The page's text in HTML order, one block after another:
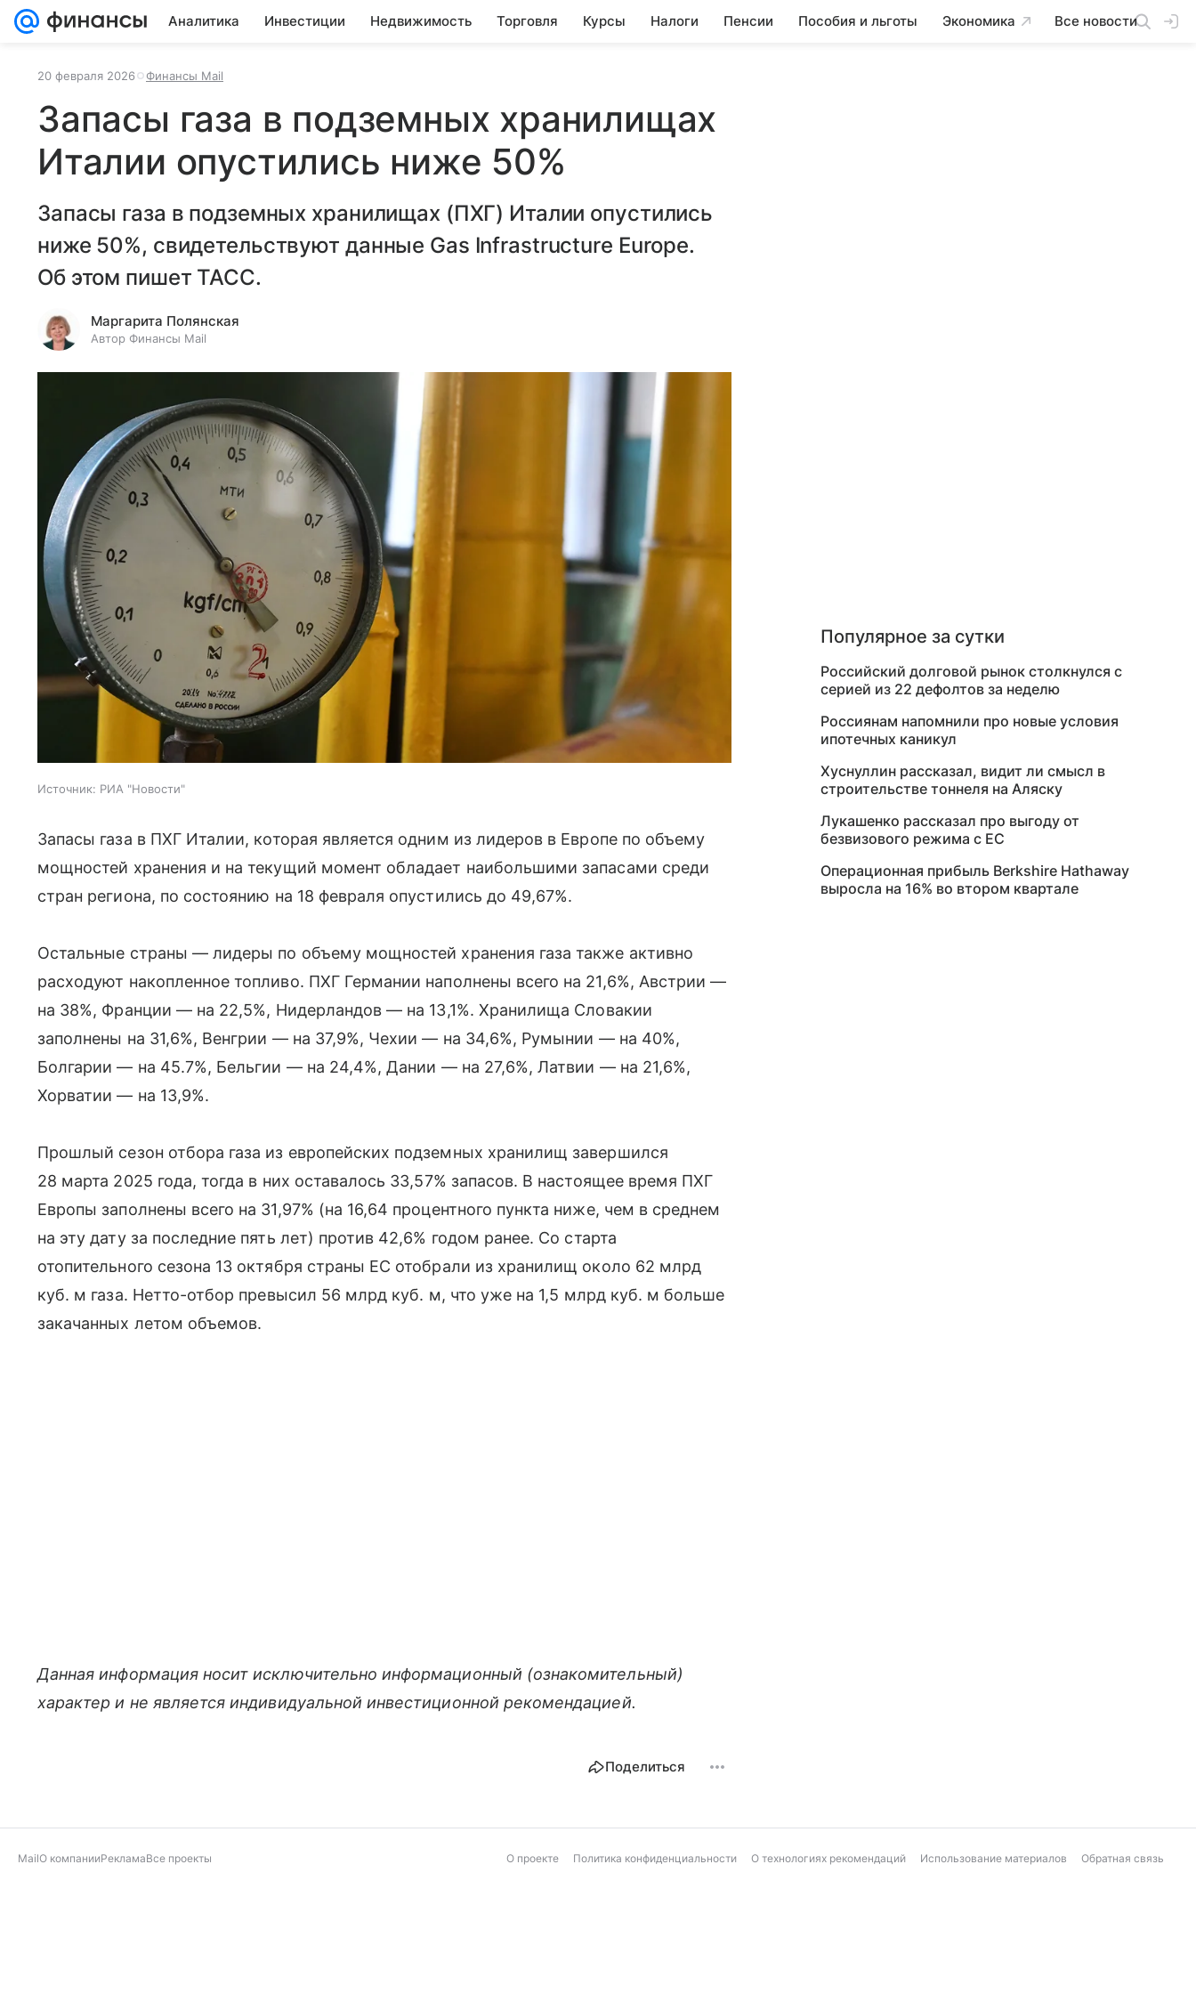
Аналитика Инвестиции Недвижимость Торговля Курсы Налоги Пенсии Пособия и льготы Экономика Все новости
20 февраля 2026 Финансы Mail
Запасы газа в подземных хранилищах
Италии опустились ниже 50%
Запасы газа в подземных хранилищах (ПХГ) Италии опустились
ниже 50%, свидетельствуют данные Gas Infrastructure Europe.
Об этом пишет ТАСС.
Маргарита Полянская
Автор Финансы Mail
Источник: РИА "Новости"
Запасы газа в ПХГ Италии, которая является одним из лидеров в Европе по объему
мощностей хранения и на текущий момент обладает наибольшими запасами среди
стран региона, по состоянию на 18 февраля опустились до 49,67%.
Остальные страны — лидеры по объему мощностей хранения газа также активно
расходуют накопленное топливо. ПХГ Германии наполнены всего на 21,6%, Австрии —
на 38%, Франции — на 22,5%, Нидерландов — на 13,1%. Хранилища Словакии
заполнены на 31,6%, Венгрии — на 37,9%, Чехии — на 34,6%, Румынии — на 40%,
Болгарии — на 45.7%, Бельгии — на 24,4%, Дании — на 27,6%, Латвии — на 21,6%,
Хорватии — на 13,9%.
Прошлый сезон отбора газа из европейских подземных хранилищ завершился
28 марта 2025 года, тогда в них оставалось 33,57% запасов. В настоящее время ПХГ
Европы заполнены всего на 31,97% (на 16,64 процентного пункта ниже, чем в среднем
на эту дату за последние пять лет) против 42,6% годом ранее. Со старта
отопительного сезона 13 октября страны ЕС отобрали из хранилищ около 62 млрд
куб. м газа. Нетто-отбор превысил 56 млрд куб. м, что уже на 1,5 млрд куб. м больше
закачанных летом объемов.
Данная информация носит исключительно информационный (ознакомительный)
характер и не является индивидуальной инвестиционной рекомендацией.
Поделиться
Популярное за сутки
Российский долговой рынок столкнулся с
серией из 22 дефолтов за неделю
Россиянам напомнили про новые условия
ипотечных каникул
Хуснуллин рассказал, видит ли смысл в
строительстве тоннеля на Аляску
Лукашенко рассказал про выгоду от
безвизового режима с ЕС
Операционная прибыль Berkshire Hathaway
выросла на 16% во втором квартале
MailО компанииРекламаВсе проекты О проекте Политика конфиденциальности О технологиях рекомендаций Использование материалов Обратная связь